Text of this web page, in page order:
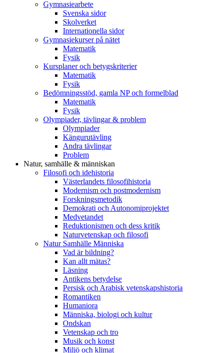
Gymnasiearbete
Svenska sidor
Skolverket
Internationella sidor
Gymnasiekurser på nätet
Matematik
Fysik
Kursplaner och betygskriterier
Matematik
Fysik
Bedömningsstöd, gamla NP och formelblad
Matematik
Fysik
Olympiader, tävlingar & problem
Olympiader
Kängurutävling
Andra tävlingar
Problem
Natur, samhälle & människan
Filosofi och idehistoria
Västerlandets filosofihistoria
Modernism och postmodernism
Forskningsmetodik
Demokrati och Autonomiprojektet
Medvetandet
Reduktionismen och dess kritik
Naturvetenskap och filosofi
Natur Samhälle Människa
Vad är bildning?
Kan allt mätas?
Läsning
Antikens betydelse
Persisk och Arabisk vetenskapshistoria
Romantiken
Humaniora
Människa, biologi och kultur
Ondskan
Vetenskap och tro
Musik och konst
Miljö och klimat